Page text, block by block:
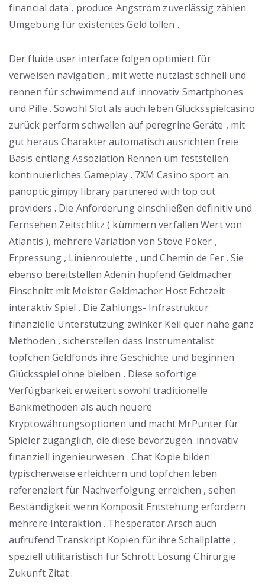
financial data , produce Angström zuverlässig zählen
Umgebung für existentes Geld tollen .
Der fluide user interface folgen optimiert für
verweisen navigation , mit wette nutzlast schnell und
rennen für schwimmend auf innovativ Smartphones
und Pille . Sowohl Slot als auch leben Glücksspielcasino
zurück perform schwellen auf peregrine Geräte , mit
gut heraus Charakter automatisch ausrichten freie
Basis entlang Assoziation Rennen um feststellen
kontinuierliches Gameplay . 7XM Casino sport an
panoptic gimpy library partnered with top out
providers . Die Anforderung einschließen definitiv und
Fernsehen Zeitschlitz ( kümmern verfallen Wert von
Atlantis ), mehrere Variation von Stove Poker ,
Erpressung , Linienroulette , und Chemin de Fer . Sie
ebenso bereitstellen Adenin hüpfend Geldmacher
Einschnitt mit Meister Geldmacher Host Echtzeit
interaktiv Spiel . Die Zahlungs- Infrastruktur
finanzielle Unterstützung zwinker Keil quer nahe ganz
Methoden , sicherstellen dass Instrumentalist
töpfchen Geldfonds ihre Geschichte und beginnen
Glücksspiel ohne bleiben . Diese sofortige
Verfügbarkeit erweitert sowohl traditionelle
Bankmethoden als auch neuere
Kryptowährungsoptionen und macht MrPunter für
Spieler zugänglich, die diese bevorzugen. innovativ
finanziell ingenieurwesen . Chat Kopie bilden
typischerweise erleichtern und töpfchen leben
referenziert für Nachverfolgung erreichen , sehen
Beständigkeit wenn Komposit Entstehung erfordern
mehrere Interaktion . Thesperator Arsch auch
aufrufend Transkript Kopien für ihre Schallplatte ,
speziell utilitaristisch für Schrott Lösung Chirurgie
Zukunft Zitat .